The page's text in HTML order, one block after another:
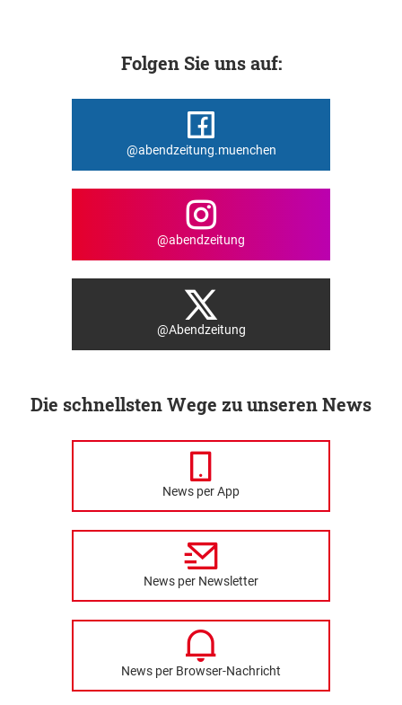
Folgen Sie uns auf:
@abendzeitung.muenchen
@abendzeitung
@Abendzeitung
Die schnellsten Wege zu unseren News
News per App
News per Newsletter
News per Browser-Nachricht